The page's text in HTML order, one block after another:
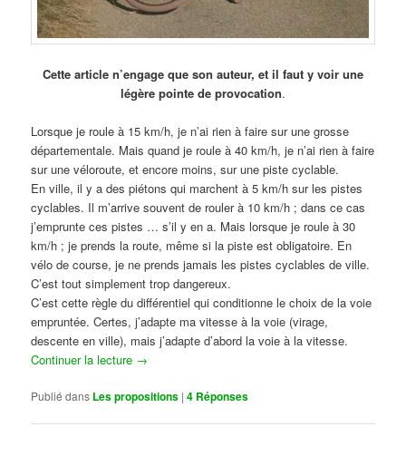
Cette article n’engage que son auteur, et il faut y voir une
légère pointe de provocation.
Lorsque je roule à 15 km/h, je n’ai rien à faire sur une grosse
départementale. Mais quand je roule à 40 km/h, je n’ai rien à faire
sur une véloroute, et encore moins, sur une piste cyclable.
En ville, il y a des piétons qui marchent à 5 km/h sur les pistes
cyclables. Il m’arrive souvent de rouler à 10 km/h ; dans ce cas
j’emprunte ces pistes … s’il y en a. Mais lorsque je roule à 30
km/h ; je prends la route, même si la piste est obligatoire. En
vélo de course, je ne prends jamais les pistes cyclables de ville.
C’est tout simplement trop dangereux.
C’est cette règle du différentiel qui conditionne le choix de la voie
empruntée. Certes, j’adapte ma vitesse à la voie (virage,
descente en ville), mais j’adapte d’abord la voie à la vitesse.
Continuer la lecture →
Publié dans Les propositions |4 Réponses